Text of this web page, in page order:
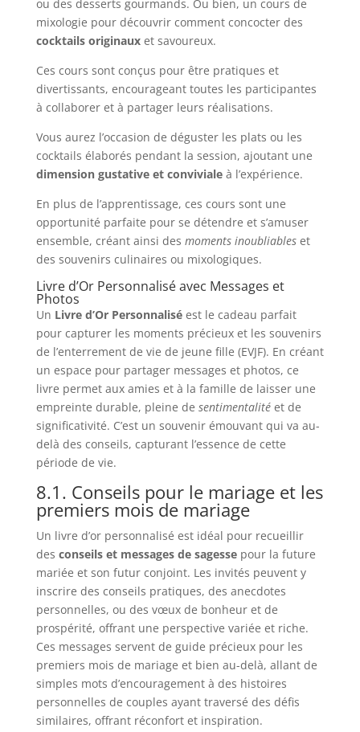
ou des desserts gourmands. Ou bien, un cours de
mixologie pour découvrir comment concocter des
cocktails originauxet savoureux.
Ces cours sont conçus pour être pratiques et
divertissants, encourageant toutes les participantes
à collaborer et à partager leurs réalisations.
Vous aurez l’occasion de déguster les plats ou les
cocktails élaborés pendant la session, ajoutant une
dimension gustative et convivialeà l’expérience.
En plus de l’apprentissage, ces cours sont une
opportunité parfaite pour se détendre et s’amuser
ensemble, créant ainsi des moments inoubliableset
des souvenirs culinaires ou mixologiques.
Livre d’Or Personnalisé avec Messages et
Photos
Un Livre d’Or Personnaliséest le cadeau parfait
pour capturer les moments précieux et les souvenirs
de l’enterrement de vie de jeune fille (EVJF). En créant
un espace pour partager messages et photos, ce
livre permet aux amies et à la famille de laisser une
empreinte durable, pleine de sentimentalitéet de
significativité. C’est un souvenir émouvant qui va au-
delà des conseils, capturant l’essence de cette
période de vie.
8.1. Conseils pour le mariage et les
premiers mois de mariage
Un livre d’or personnalisé est idéal pour recueillir
des conseils et messages de sagessepour la future
mariée et son futur conjoint. Les invités peuvent y
inscrire des conseils pratiques, des anecdotes
personnelles, ou des vœux de bonheur et de
prospérité, offrant une perspective variée et riche.
Ces messages servent de guide précieux pour les
premiers mois de mariage et bien au-delà, allant de
simples mots d’encouragement à des histoires
personnelles de couples ayant traversé des défis
similaires, offrant réconfort et inspiration.